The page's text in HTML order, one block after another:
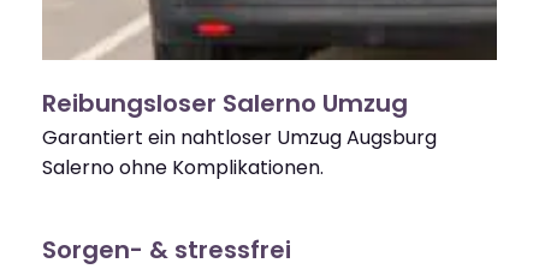
Reibungsloser Salerno Umzug
Garantiert ein nahtloser Umzug Augsburg
Salerno ohne Komplikationen.
Sorgen- & stressfrei